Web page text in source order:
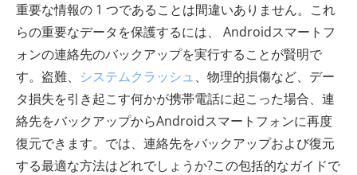
重要な情報の 1 つであることは間違いありません。これ
らの重要なデータを保護するには、 Androidスマートフ
ォンの連絡先のバックアップを実行することが賢明で
す。盗難、 システムクラッシュ、物理的損傷など、デー
タ損失を引き起こす何かが携帯電話に起こった場合、連
絡先をバックアップからAndroidスマートフォンに再度
復元できます。では、連絡先をバックアップおよび復元
する最適な方法はどれでしょうか?この包括的なガイドで